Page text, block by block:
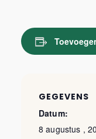
GEGEVENS
Datum:
8 augustus ,